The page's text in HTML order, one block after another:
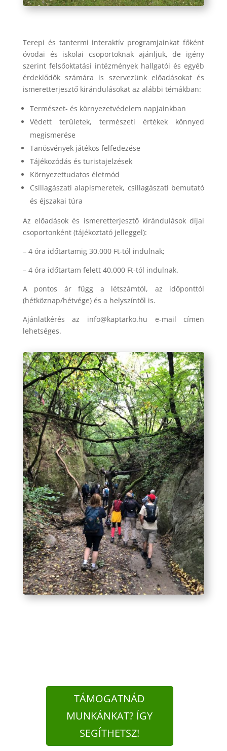
Terepi és tantermi interaktív programjainkat főként
óvodai és iskolai csoportoknak ajánljuk, de igény
szerint felsőoktatási intézmények hallgatói és egyéb
érdeklődők számára is szervezünk előadásokat és
ismeretterjesztő kirándulásokat az alábbi témákban:
Természet- és környezetvédelem napjainkban
Védett területek, természeti értékek könnyed
megismerése
Tanösvények játékos felfedezése
Tájékozódás és turistajelzések
Környezettudatos életmód
Csillagászati alapismeretek, csillagászati bemutató
és éjszakai túra
Az előadások és ismeretterjesztő kirándulások díjai
csoportonként (tájékoztató jelleggel):
– 4 óra időtartamig 30.000 Ft-tól indulnak;
– 4 óra időtartam felett 40.000 Ft-tól indulnak.
A pontos ár függ a létszámtól, az időponttól
(hétköznap/hétvége) és a helyszíntől is.
Ajánlatkérés az info@kaptarko.hu e-mail címen
lehetséges.
TÁMOGATNÁD
MUNKÁNKAT? ÍGY
SEGÍTHETSZ!